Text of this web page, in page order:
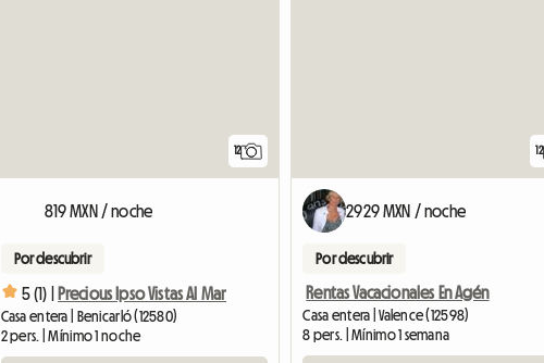
12
819 MXN / noche
Por descubrir
5 (1) | Precious Ipso Vistas Al Mar
Casa entera | Benicarló (12580)
2 pers. | Mínimo 1 noche
12
2929 MXN / noche
Por descubrir
Rentas Vacacionales En Agén
Casa entera | Valence (12598)
8 pers. | Mínimo 1 semana